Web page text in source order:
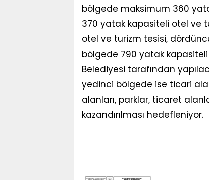
bölgede maksimum 360
370 yatak kapasiteli otel ve
otel ve turizm tesisi,
bölgede 790 yatak kapasiteli
Belediyesi tarafından
yedinci bölgede ise ticari
alanları, parklar, ticaret
kazandırılması hedefleniyor.